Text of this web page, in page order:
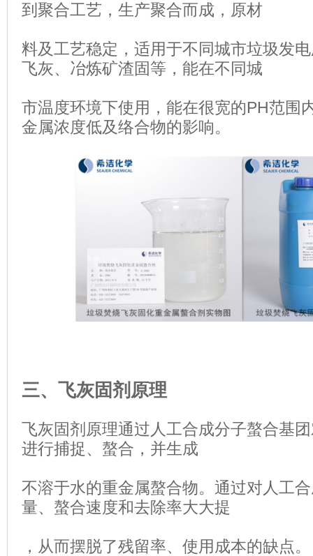
到聚合工艺，生产聚合而成，原材
料及工艺稳定，适用于不同城市垃圾发
飞灰、冶炼矿渣固等，能在不同城
市温度环境下使用，能在很宽的PH范围
金属浓度低及络合物的影响。
三、飞灰固剂原理
飞灰固剂原理通过人工合成分子螯合基
进行捕捉、螯合，并生成
不溶于水的重金属螯合物。通过对人工
量、螯合速度和去除率大大提
， 从而摆脱了残留率、使用成本的缺点。